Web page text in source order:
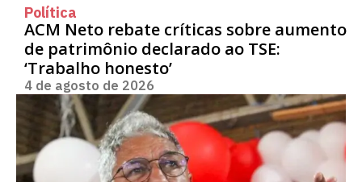
Política
ACM Neto rebate críticas sobre aumento
de patrimônio declarado ao TSE:
‘Trabalho honesto’
4 de agosto de 2026